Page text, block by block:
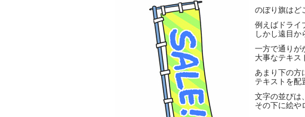
のぼり旗はど
例えばドライ
しかし遠目か
一方で通りが
大事なテキス
あまり下の方
テキストを配
文字の並びは
その下に絵や